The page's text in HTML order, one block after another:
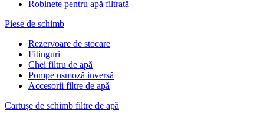
Robinete pentru apă filtrată
Piese de schimb
Rezervoare de stocare
Fitinguri
Chei filtru de apă
Pompe osmoză inversă
Accesorii filtre de apă
Cartușe de schimb filtre de apă